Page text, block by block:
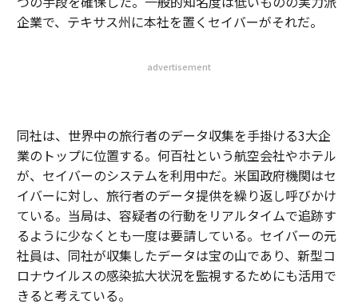
企業で、テキサス州に本社を置くセイバーがそれだ。
advertisement
同社は、世界中の旅行者のデータ収集を手掛ける3大企
業のトップに位置する。何百社という航空会社やホテル
が、セイバーのシステムを利用中だ。米国政府機関はセ
イバーに対し、旅行者のデータ提供を繰り返し呼びかけ
ている。当局は、容疑者の行動をリアルタイムで追跡す
るように少なくとも一度は要請している。セイバーの元
社員は、同社が収集したデータは宝の山であり、新型コ
ロナウイルスの感染拡大状況を監視するためにも活用で
きると考えている。